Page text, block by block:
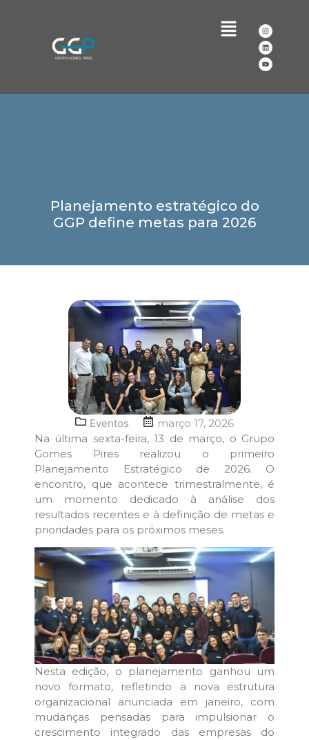
Planejamento estratégico do
GGP define metas para 2026
Eventos
março 17, 2026
Na última sexta-feira, 13 de março, o Grupo
Gomes Pires realizou o primeiro
Planejamento Estratégico de 2026. O
encontro, que acontece trimestralmente, é
um momento dedicado à análise dos
resultados recentes e à definição de metas e
prioridades para os próximos meses.
Nesta edição, o planejamento ganhou um
novo formato, refletindo a nova estrutura
organizacional anunciada em janeiro, com
mudanças pensadas para impulsionar o
crescimento integrado das empresas do